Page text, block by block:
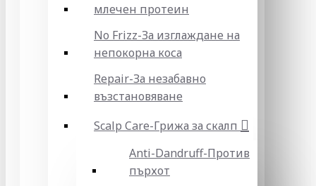
млечен протеин
No Frizz-За изглаждане на
непокорна коса
Repair-За незабавно
възстановяване
Scalp Care-Грижа за скалп
Anti-Dandruff-Против
пърхот